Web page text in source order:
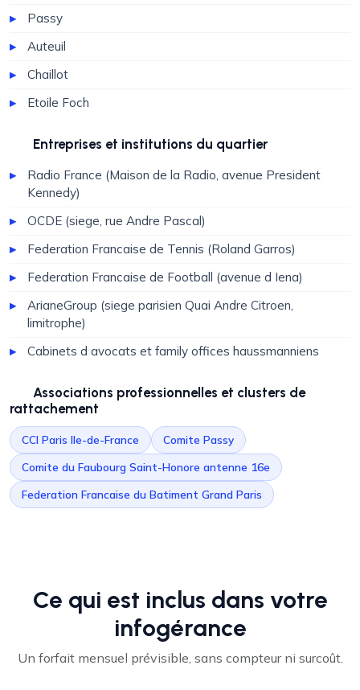
Passy
Auteuil
Chaillot
Etoile Foch
Entreprises et institutions du quartier
Radio France (Maison de la Radio, avenue President
Kennedy)
OCDE (siege, rue Andre Pascal)
Federation Francaise de Tennis (Roland Garros)
Federation Francaise de Football (avenue d Iena)
ArianeGroup (siege parisien Quai Andre Citroen,
limitrophe)
Cabinets d avocats et family offices haussmanniens
Associations professionnelles et clusters de
rattachement
CCI Paris Ile-de-France
Comite Passy
Comite du Faubourg Saint-Honore antenne 16e
Federation Francaise du Batiment Grand Paris
Ce qui est inclus dans votre
infogérance
Un forfait mensuel prévisible, sans compteur ni surcoût.